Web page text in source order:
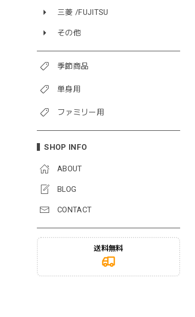
三菱 /FUJITSU
その他
季節商品
単身用
ファミリー用
SHOP INFO
ABOUT
BLOG
CONTACT
送料無料